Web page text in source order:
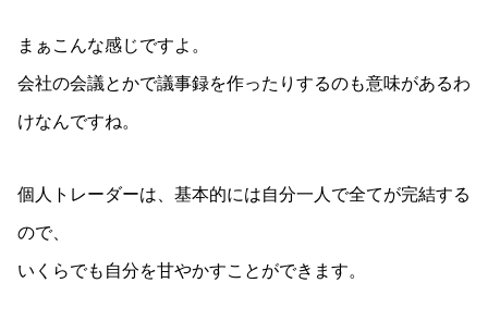
まぁこんな感じですよ。
会社の会議とかで議事録を作ったりするのも意味があるわ
けなんですね。
個人トレーダーは、基本的には自分一人で全てが完結する
ので、
いくらでも自分を甘やかすことができます。